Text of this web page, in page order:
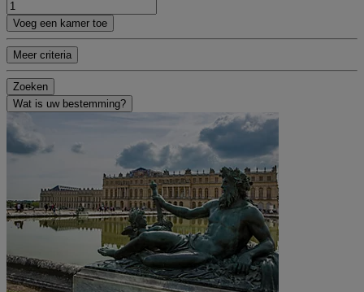
Voeg een kamer toe
Meer criteria
Zoeken
Wat is uw bestemming?